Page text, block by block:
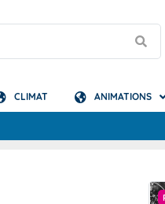
CLIMAT ANIMATIONS